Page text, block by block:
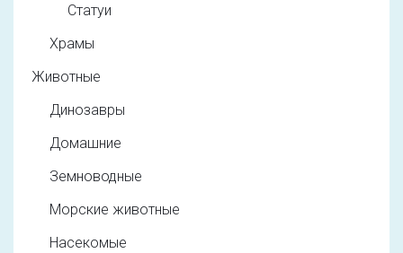
Статуи
Храмы
Животные
Динозавры
Домашние
Земноводные
Морские животные
Насекомые